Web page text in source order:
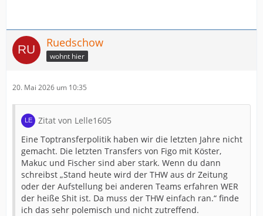
Ruedschow
wohnt hier
20. Mai 2026 um 10:35
Zitat von Lelle1605
Eine Toptransferpolitik haben wir die letzten Jahre nicht
gemacht. Die letzten Transfers von Figo mit Köster,
Makuc und Fischer sind aber stark. Wenn du dann
schreibst „Stand heute wird der THW aus dr Zeitung
oder der Aufstellung bei anderen Teams erfahren WER
der heiße Shit ist. Da muss der THW einfach ran.“ finde
ich das sehr polemisch und nicht zutreffend.